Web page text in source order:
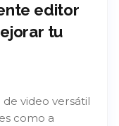
editor
tu
video versátil
como a